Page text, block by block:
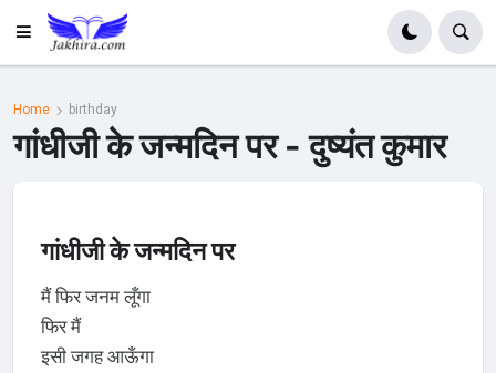
Home birthday
गांधीजी के जन्मदिन पर - दुष्यंत कुमार
गांधीजी के जन्मदिन पर
मैं फिर जनम लूँगा
फिर मैं
इसी जगह आऊँगा